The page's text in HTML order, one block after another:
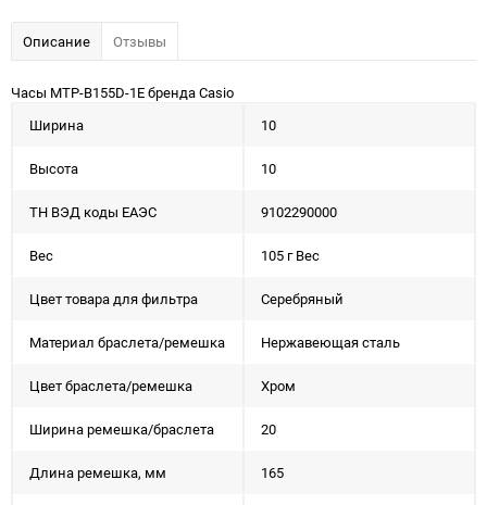
Описание Отзывы
Часы MTP-B155D-1E бренда Casio
Ширина
10
Высота 10
ТН ВЭД коды ЕАЭС 9102290000
Вес 105 г Вес
Цвет товара для фильтра Серебряный
Материал браслета/ремешка Нержавеющая сталь
Цвет браслета/ремешка Хром
Ширина ремешка/браслета 20
Длина ремешка, мм 165